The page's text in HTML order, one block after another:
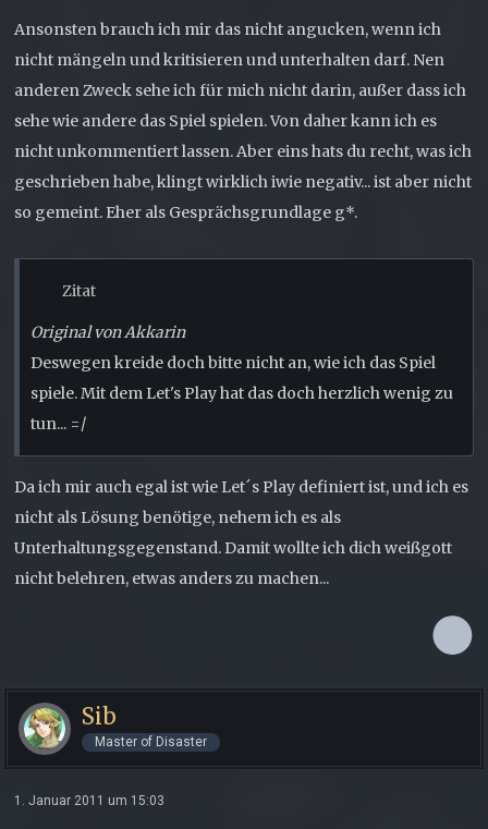
Ansonsten brauch ich mir das nicht angucken, wenn ich
nicht mängeln und kritisieren und unterhalten darf. Nen
anderen Zweck sehe ich für mich nicht darin, außer dass ich
sehe wie andere das Spiel spielen. Von daher kann ich es
nicht unkommentiert lassen. Aber eins hats du recht, was ich
geschrieben habe, klingt wirklich iwie negativ... ist aber nicht
so gemeint. Eher als Gesprächsgrundlage g*.
Zitat
Original von Akkarin
Deswegen kreide doch bitte nicht an, wie ich das Spiel
spiele. Mit dem Let's Play hat das doch herzlich wenig zu
tun... =/
Da ich mir auch egal ist wie Let´s Play definiert ist, und ich es
nicht als Lösung benötige, nehem ich es als
Unterhaltungsgegenstand. Damit wollte ich dich weißgott
nicht belehren, etwas anders zu machen...
Sib
Master of Disaster
1. Januar 2011 um 15:03